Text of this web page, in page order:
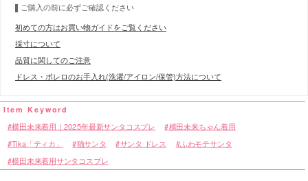
ご購入の前に必ずご確認ください
初めての方はお買い物ガイドをご覧ください
採寸について
品質に関してのご注意
ドレス・ボレロのお手入れ(洗濯/アイロン/保管)方法について
横田未来着用｜2025年最新サンタコスプレ 横田未来ちゃん着用
Tika「ティカ」 猫サンタ サンタ ドレス ふわモテサンタ
横田未来着用サンタコスプレ